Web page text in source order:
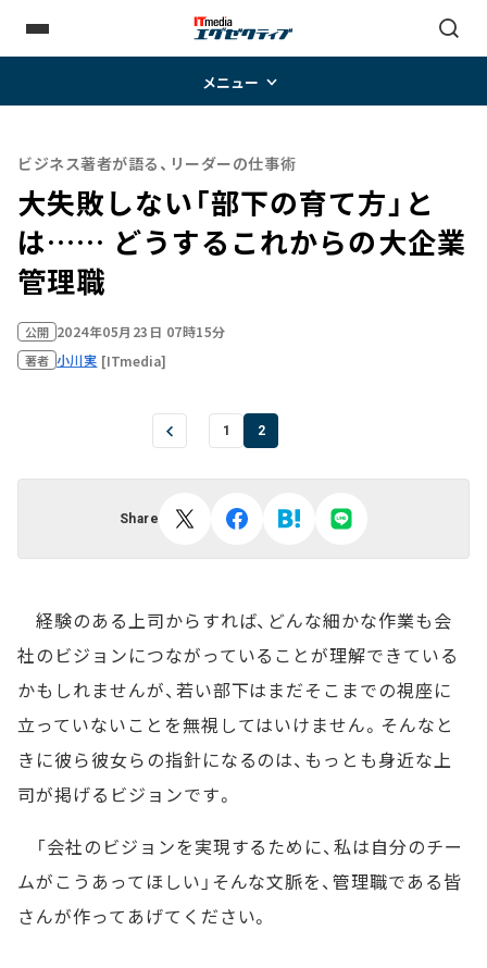
メニュー
ビジネス著者が語る、リーダーの仕事術
大失敗しない「部下の育て方」と
は…… どうするこれからの大企業
管理職
公開 2024年05月23日 07時15分
著者 小川実 [ITmedia]
1 2
Share
経験のある上司からすれば、どんな細かな作業も会
社のビジョンにつながっていることが理解できている
かもしれませんが、若い部下はまだそこまでの視座に
立っていないことを無視してはいけません。そんなと
きに彼ら彼女らの指針になるのは、もっとも身近な上
司が掲げるビジョンです。
「会社のビジョンを実現するために、私は自分のチー
ムがこうあってほしい」そんな文脈を、管理職である皆
さんが作ってあげてください。